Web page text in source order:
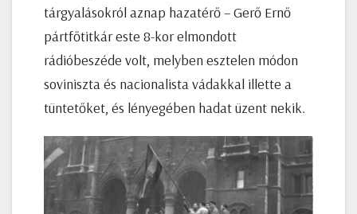
tárgyalásokról aznap hazatérő – Gerő Ernő
pártfőtitkár este 8-kor elmondott
rádióbeszéde volt, melyben esztelen módon
soviniszta és nacionalista vádakkal illette a
tüntetőket, és lényegében hadat üzent nekik.